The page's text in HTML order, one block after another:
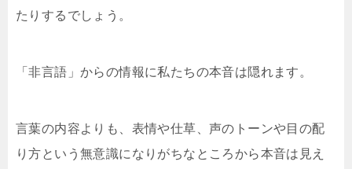
たりするでしょう。
「非言語」からの情報に私たちの本音は隠れます。
言葉の内容よりも、表情や仕草、声のトーンや目の配
り方という無意識になりがちなところから本音は見え